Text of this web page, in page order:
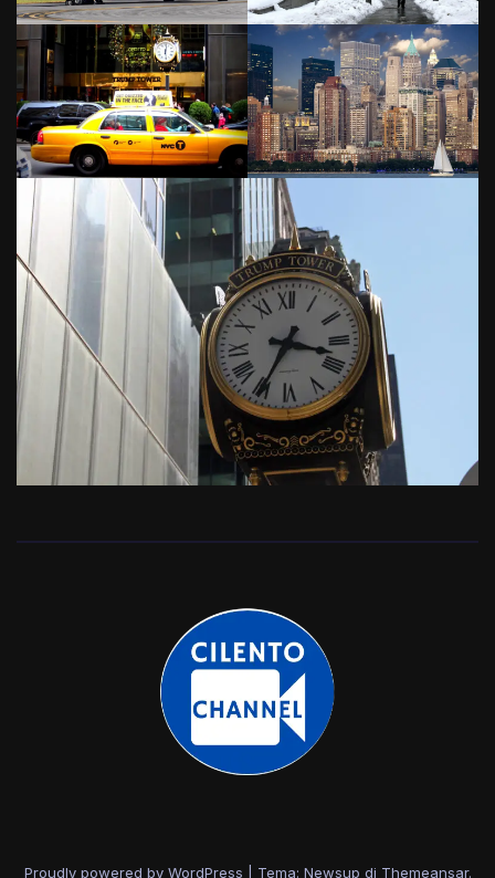
Proudly powered by WordPress Tema: Newsup di Themeansar.